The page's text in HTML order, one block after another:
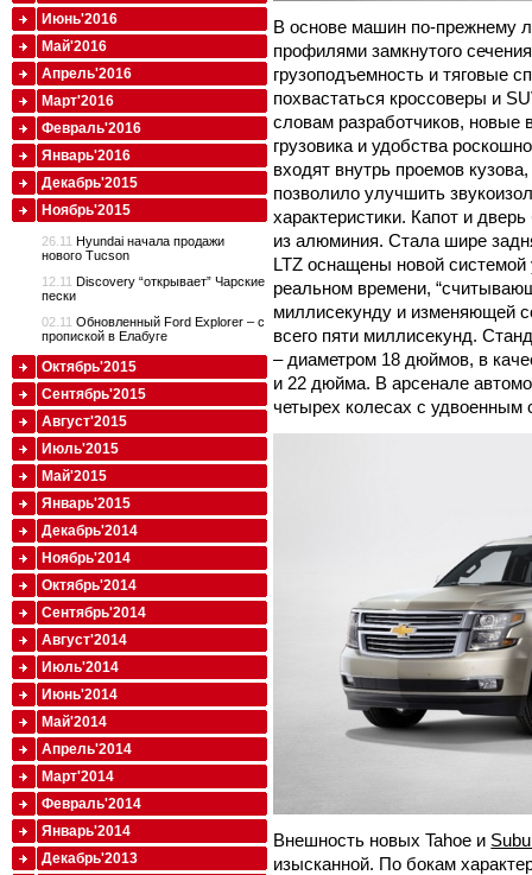
В основе машин по-прежнему
профилями замкнутого
грузоподъемность и тяговые
похвастаться кроссоверы и
словам разработчиков, новые
грузовика и удобства
входят внутрь проемов
позволило улучшить
характеристики. Капот и
из алюминия. Стала шире
LTZ оснащены новой
реальном времени,
миллисекунду и изменяющей
всего пяти миллисекунд.
– диаметром 18 дюймов, в
и 22 дюйма. В арсенале
четырех колесах с
Внешность новых Tahoe и
изысканной. По бокам
Июнь'2016
Май'2016
Апрель'2016
Март'2016
Февраль'2016
Январь'2016
Декабрь'2015
Ноябрь'2015
26.11 Hyundai начала продажи
нового Tucson
12.11 Discovery “открывает” Чарские
пески
02.11 Обновленный Ford Explorer – с
пропиской в Елабуге
Октябрь'2015
Сентябрь'2015
Август'2015
Июль'2015
Май'2015
Январь'2015
Декабрь'2014
Ноябрь'2014
Октябрь'2014
Сентябрь'2014
Август'2014
Июль'2014
Июнь'2014
Май'2014
Апрель'2014
Март'2014
Февраль'2014
Январь'2014
Декабрь'2013